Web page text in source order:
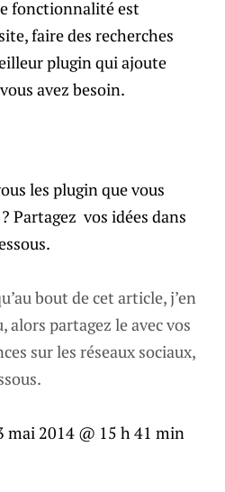
fonctionnalité est
faire des recherches
plugin qui ajoute
avez besoin.
les plugin que vous
Partagez vos idées dans
bout de cet article, j’en
alors partagez le avec vos
sur les réseaux sociaux,
mai 2014 @ 15 h 41 min